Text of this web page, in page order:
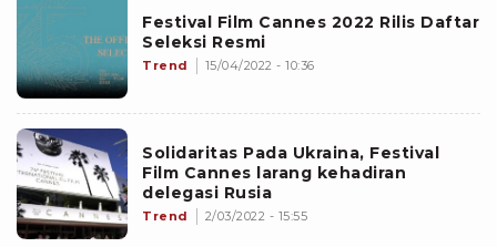
Festival Film Cannes 2022 Rilis Daftar
Seleksi Resmi
Trend 15/04/2022 - 10:36
Solidaritas Pada Ukraina, Festival
Film Cannes larang kehadiran
delegasi Rusia
Trend 2/03/2022 - 15:55